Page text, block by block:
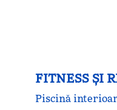
FITNESS ŞI
Piscină